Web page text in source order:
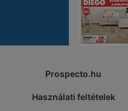
Prospecto.hu
Használati feltételek